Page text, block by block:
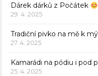
Dárek dárků z Počátek
29. 4. 2025
Tradiční pivko na mě k
27. 4. 2025
Kamarádi na pódiu i pod
25. 4. 2025